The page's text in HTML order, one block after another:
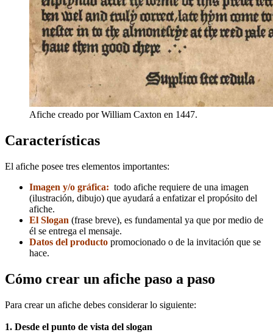
Afiche creado por William Caxton en 1447.
Características
El afiche posee tres elementos importantes:
Imagen y/o gráfica: todo afiche requiere de una imagen
(ilustración, dibujo) que ayudará a enfatizar el propósito del
afiche.
El Slogan (frase breve), es fundamental ya que por medio de
él se entrega el mensaje.
Datos del producto promocionado o de la invitación que se
hace.
Cómo crear un afiche paso a paso
Para crear un afiche debes considerar lo siguiente:
1. Desde el punto de vista del slogan